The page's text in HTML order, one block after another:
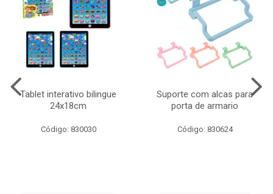
Tablet interativo bilingue
24x18cm
Código: 830030
Suporte com alcas para
porta de armario
Código: 830624